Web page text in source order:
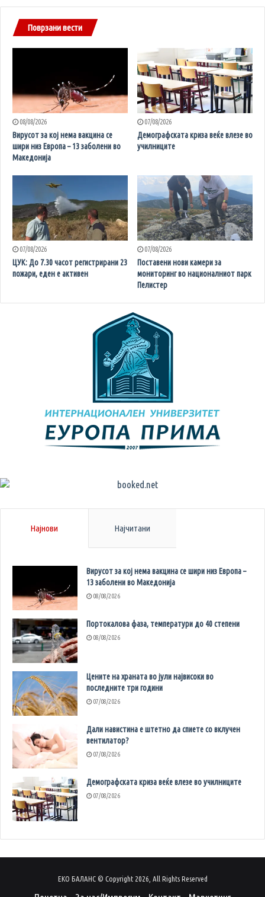
Поврзани вести
08/08/2026
Вирусот за кој нема вакцина се
шири низ Европа – 13 заболени во
Македонија
07/08/2026
Демографската криза веќе влезе во
училниците
07/08/2026
ЦУК: До 7.30 часот регистрирани 23
пожари, еден е активен
07/08/2026
Поставени нови камери за
мониторинг во националниот парк
Пелистер
Најнови Најчитани
Вирусот за кој нема вакцина се шири низ Европа –
13 заболени во Македонија
08/08/2026
Портокалова фаза, температури до 40 степени
08/08/2026
Цените на храната во јули највисоки во
последните три години
07/08/2026
Дали навистина е штетно да спиете со вклучен
вентилатор?
07/08/2026
Демографската криза веќе влезе во училниците
07/08/2026
ЕКО БАЛАНС © Copyright 2026, All Rights Reserved